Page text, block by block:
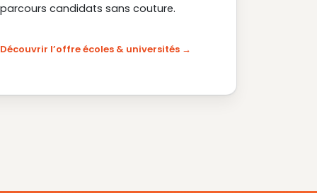
parcours candidats sans couture.
Découvrir l’offre écoles & universités